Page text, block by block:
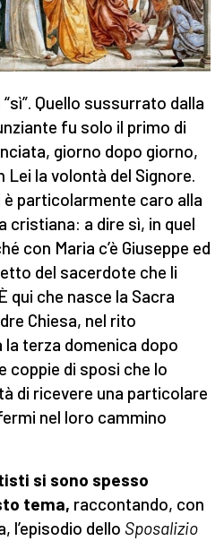
Quello sussurrato dalla
fu solo il primo di
giorno dopo giorno,
la volontà del Signore.
particolarmente caro alla
a dire sì, in quel
con Maria c’è Giuseppe ed
del sacerdote che li
qui che nasce la Sacra
Chiesa, nel rito
terza domenica dopo
coppie di sposi che lo
di ricevere una particolare
nel loro cammino
si sono spesso
tema, raccontando, con
l’episodio dello Sposalizio